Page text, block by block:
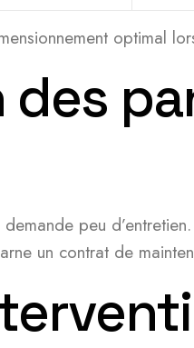
optimal
peu
un contrat de